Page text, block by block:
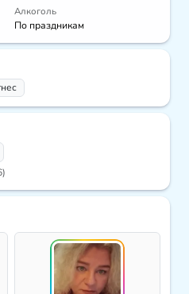
Алкоголь
По праздникам